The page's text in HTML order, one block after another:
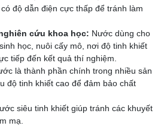
độ dẫn điện cực thấp để tránh làm
cứu khoa học: Nước dùng cho
học, nuôi cấy mô, nơi độ tinh khiết
tiếp đến kết quả thí nghiệm.
là thành phần chính trong nhiều sản
độ tinh khiết cao để đảm bảo chất
siêu tinh khiết giúp tránh các khuyết
mạ.